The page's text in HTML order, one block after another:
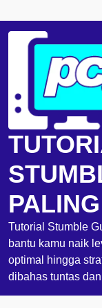
to
content
Tutorial Stumble
bantu kamu naik
optimal hingga
dibahas tuntas